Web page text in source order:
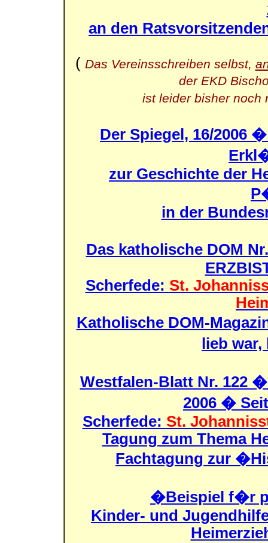
an den
( Das Vereinsschreiben selbst,
der EKD
ist leider bisher
Der Spiegel, 16/2006
zur Geschichte der
in der
Das katholische DOM
Scherfede: St.
Katholische DOM-
lieb
Westfalen-Blatt Nr. 122
2006 �
Scherfede: St.
Tagung zum Thema
Fachtagung zur
�Beispiel f�r
Kinder- und